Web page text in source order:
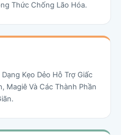
Thức Chống Lão Hóa.
Kẹo Dẻo Hỗ Trợ Giấc
Magiê Và Các Thành Phần